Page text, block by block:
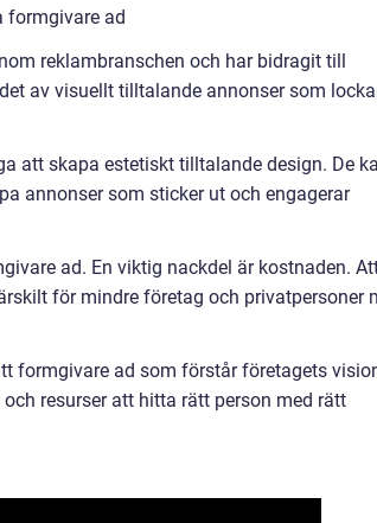
formgivare ad
reklambranschen och har bidragit till
av visuellt tilltalande annonser som
att skapa estetiskt tilltalande design. De
annonser som sticker ut och engagerar
ad. En viktig nackdel är kostnaden.
för mindre företag och privatpersoner
formgivare ad som förstår företagets
resurser att hitta rätt person med rätt